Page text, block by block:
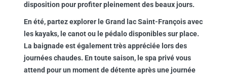
disposition pour profiter pleinement des beaux jours.
En été, partez explorer le Grand lac Saint-François avec
les kayaks, le canot ou le pédalo disponibles sur place.
La baignade est également très appréciée lors des
journées chaudes. En toute saison, le spa privé vous
attend pour un moment de détente après une journée